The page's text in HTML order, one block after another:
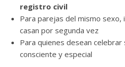
registro civil
Para parejas del mismo sexo,
casan por segunda vez
Para quienes desean
consciente y especial